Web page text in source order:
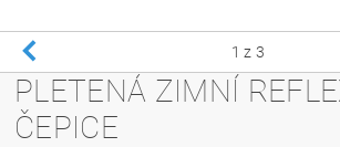
1 z 3
PLETENÁ ZIMNÍ
ČEPICE